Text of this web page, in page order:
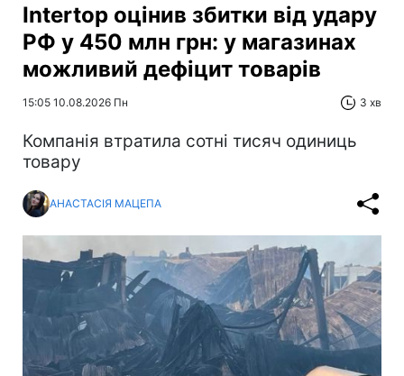
Intertop оцінив збитки від удару
РФ у 450 млн грн: у магазинах
можливий дефіцит товарів
15:05 10.08.2026 Пн 3 хв
Компанія втратила сотні тисяч одиниць
товару
АНАСТАСІЯ МАЦЕПА